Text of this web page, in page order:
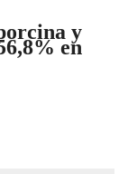
y
en